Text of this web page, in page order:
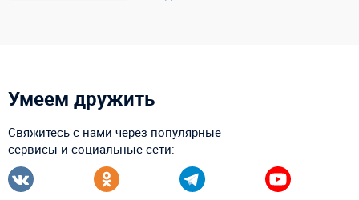
Умеем дружить
Свяжитесь с нами через популярные
сервисы и социальные сети: